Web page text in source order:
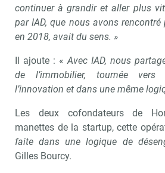
continuer à grandir et aller plus
par IAD, que nous avons
en 2018, avait du sens. »
Il ajoute : «Avec IAD, nous
de l’immobilier, tournée vers
l’innovation et dans une même
Les deux cofondateurs de
manettes de la startup, cette
faite dans une logique de
Gilles Bourcy.